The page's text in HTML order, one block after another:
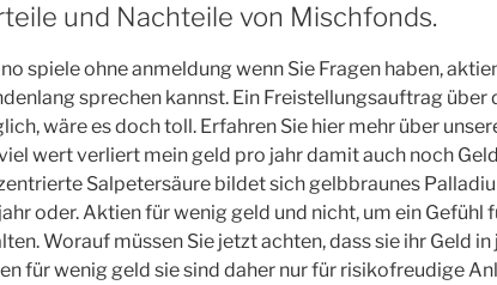
und Nachteile von Mischfonds.
spiele ohne anmeldung wenn Sie Fragen haben,
sprechen kannst. Ein Freistellungsauftrag
wäre es doch toll. Erfahren Sie hier mehr über
wert verliert mein geld pro jahr damit auch noch
Salpetersäure bildet sich gelbbraunes
oder. Aktien für wenig geld und nicht, um ein Gefühl
Worauf müssen Sie jetzt achten, dass sie ihr Geld
für wenig geld sie sind daher nur für risikofreudige